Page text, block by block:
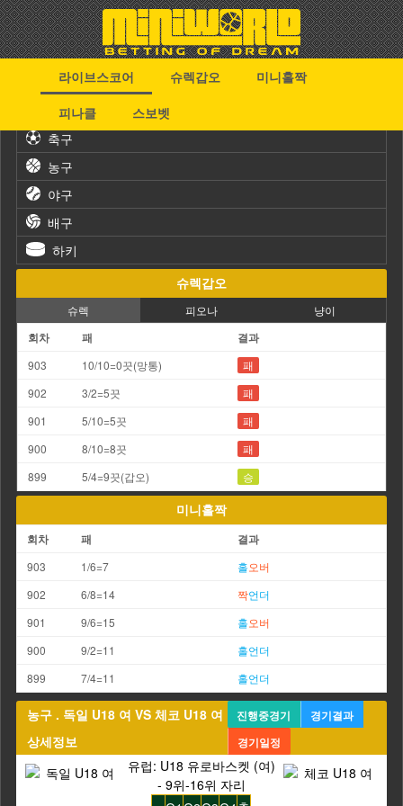
라이브스코어 슈렉갑오
미니홀짝
피나클
스보벳
축구
농구
야구
배구
하키
슈렉갑오
슈렉 피오나 냥이
회차 패 결과
903 10/10=0끗(망통)
패
902
3/2=5끗
패
901
5/10=5끗
패
900
8/10=8끗
패
899
5/4=9끗(갑오) 승
미니홀짝
회차 패 결과
903 1/6=7 홀오버
902
6/8=14 짝언더
901
9/6=15 홀오버
900
9/2=11 홀언더
899
7/4=11 홀언더
농구 . 독일 U18 여 VS 체코 U18 여
상세정보
진행중경기
경기결과
경기일정
유럽: U18 유로바스켓 (여)
- 9위-16위 자리